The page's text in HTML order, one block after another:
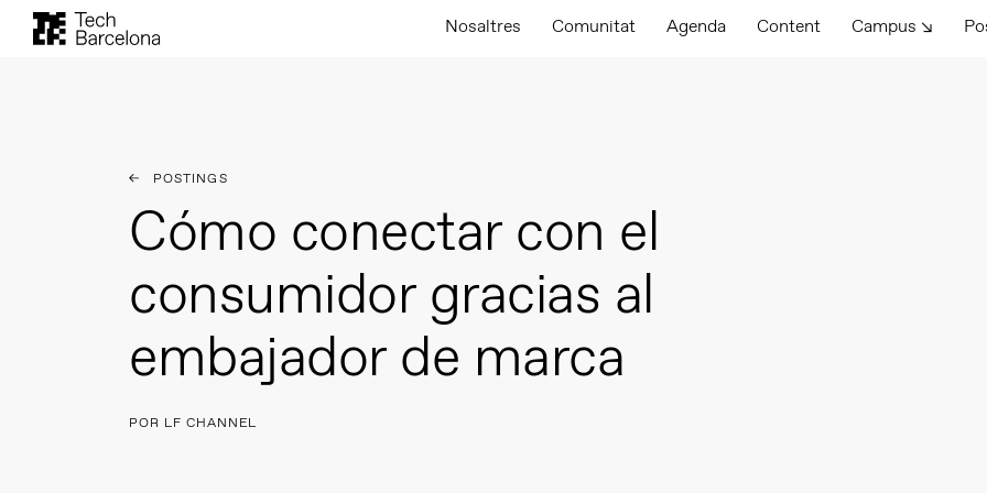
Nosaltres Comunitat Agenda Content Campus ↘
POSTINGS
Cómo conectar con el
consumidor gracias al
embajador de marca
POR LF CHANNEL